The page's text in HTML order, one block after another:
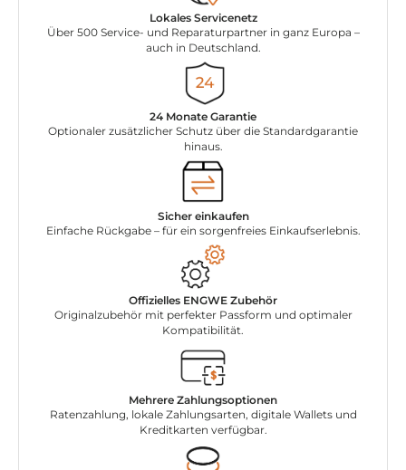
Lokales Servicenetz
Über 500 Service- und Reparaturpartner in ganz Europa –
auch in Deutschland.
24 Monate Garantie
Optionaler zusätzlicher Schutz über die Standardgarantie
hinaus.
Sicher einkaufen
Einfache Rückgabe – für ein sorgenfreies Einkaufserlebnis.
Offizielles ENGWE Zubehör
Originalzubehör mit perfekter Passform und optimaler
Kompatibilität.
Mehrere Zahlungsoptionen
Ratenzahlung, lokale Zahlungsarten, digitale Wallets und
Kreditkarten verfügbar.